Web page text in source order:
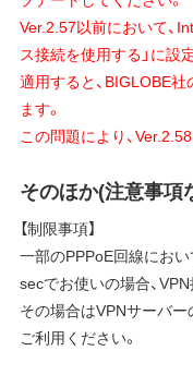
Ver.2.57以前において、
ス接続を使用する」に
適用すると、BIGLOBE社
ます。
この問題により、
そのほか(注意事項
【制限事項】
一部のPPPoE回線にお
secでお使いの場合、
その場合はVPNサーバ
ご利用ください。